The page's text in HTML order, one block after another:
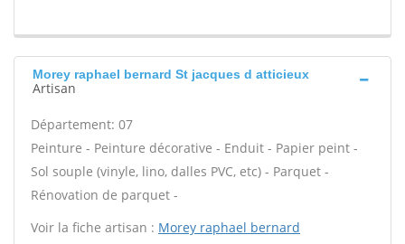
Morey raphael bernard St jacques d atticieux
Artisan
Département: 07
Peinture - Peinture décorative - Enduit - Papier peint -
Sol souple (vinyle, lino, dalles PVC, etc) - Parquet -
Rénovation de parquet -
Voir la fiche artisan : Morey raphael bernard